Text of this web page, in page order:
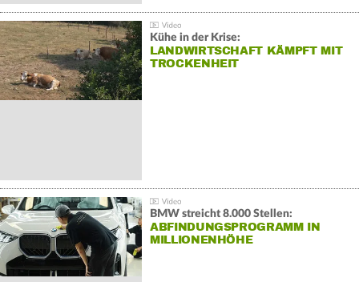
Kühe in der Krise:
LANDWIRTSCHAFT KÄMPFT MIT
TROCKENHEIT
BMW streicht 8.000 Stellen:
ABFINDUNGSPROGRAMM IN
MILLIONENHÖHE